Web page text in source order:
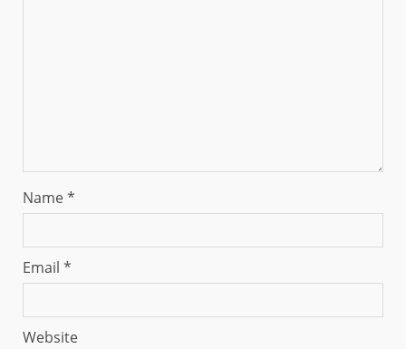
Name*
Email *
Website